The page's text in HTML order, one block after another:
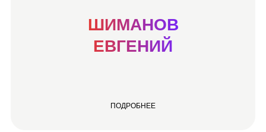
ШИМАНОВ
ЕВГЕНИЙ
ПОДРОБНЕЕ